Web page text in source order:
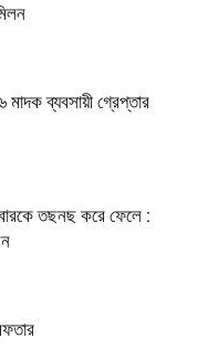
মাদক ব্যবসায়ী গ্রেপ্তার
তছনছ করে ফেলে :